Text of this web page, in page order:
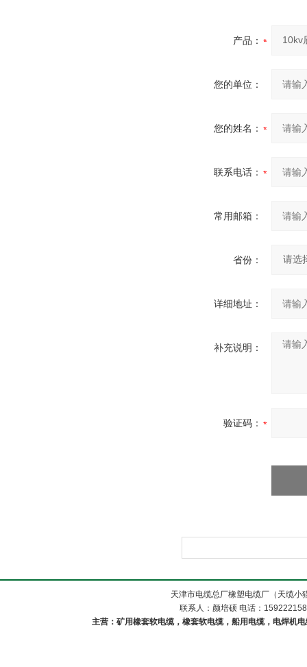
产品：
您的单位：
您的姓名：
联系电话：
常用邮箱：
省份：
详细地址：
补充说明：
验证码：
天津市电缆总厂橡塑电缆厂（天缆
联系人：颜培硕 电话：
主营：矿用橡套软电缆，橡套软电缆，船用电缆，电焊机